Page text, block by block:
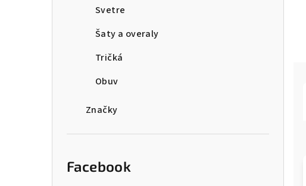
Svetre
Šaty a overaly
Tričká
Obuv
Značky
Facebook